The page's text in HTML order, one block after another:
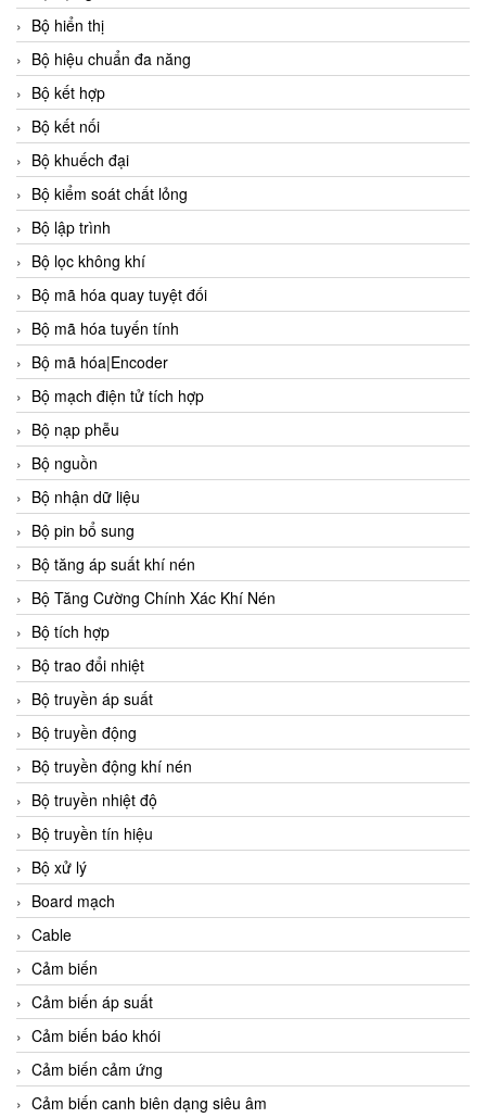
Bộ hiển thị
Bộ hiệu chuẩn đa năng
Bộ kết hợp
Bộ kết nối
Bộ khuếch đại
Bộ kiểm soát chất lỏng
Bộ lập trình
Bộ lọc không khí
Bộ mã hóa quay tuyệt đối
Bộ mã hóa tuyến tính
Bộ mã hóa|Encoder
Bộ mạch điện tử tích hợp
Bộ nạp phễu
Bộ nguồn
Bộ nhận dữ liệu
Bộ pin bổ sung
Bộ tăng áp suất khí nén
Bộ Tăng Cường Chính Xác Khí Nén
Bộ tích hợp
Bộ trao đổi nhiệt
Bộ truyền áp suất
Bộ truyền động
Bộ truyền động khí nén
Bộ truyền nhiệt độ
Bộ truyền tín hiệu
Bộ xử lý
Board mạch
Cable
Cảm biến
Cảm biến áp suất
Cảm biến báo khói
Cảm biến cảm ứng
Cảm biến canh biên dạng siêu âm